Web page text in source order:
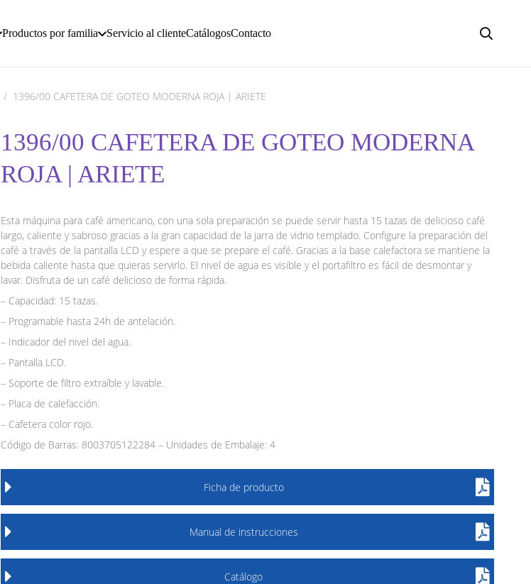
Productos por familia Servicio al clienteCatálogosContacto
/ 1396/00 CAFETERA DE GOTEO MODERNA ROJA | ARIETE
1396/00 CAFETERA DE GOTEO MODERNA
ROJA | ARIETE
Esta máquina para café americano, con una sola preparación se puede servir hasta 15 tazas de delicioso café
largo, caliente y sabroso gracias a la gran capacidad de la jarra de vidrio templado. Configure la preparación del
café a través de la pantalla LCD y espere a que se prepare el café. Gracias a la base calefactora se mantiene la
bebida caliente hasta que quieras servirlo. El nivel de agua es visible y el portafiltro es fácil de desmontar y
lavar. Disfruta de un café delicioso de forma rápida.
– Capacidad: 15 tazas.
– Programable hasta 24h de antelación.
– Indicador del nivel del agua.
– Pantalla LCD.
– Soporte de filtro extraíble y lavable.
– Placa de calefacción.
– Cafetera color rojo.
Código de Barras: 8003705122284 – Unidades de Embalaje: 4
Ficha de producto
Manual de instrucciones
Catálogo